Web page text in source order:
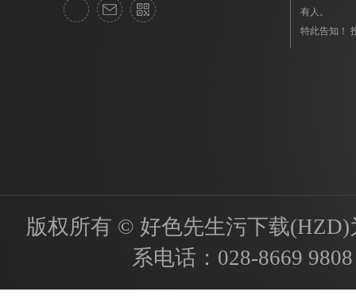
有人。
特此告知！
版权所有 © 好色先生污下载
系电话： 028-8669 9808